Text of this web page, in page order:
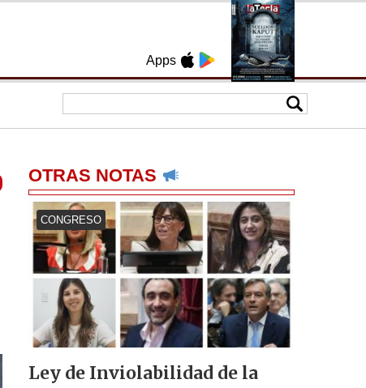
Apps
OTRAS NOTAS
CONGRESO
Ley de Inviolabilidad de la